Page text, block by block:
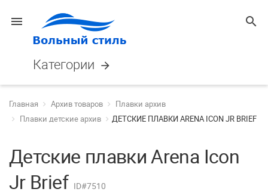
menu search
Категории arrow_forward
Главная Архив товаров
Плавки архив
Плавки детские архив
ДЕТСКИЕ ПЛАВКИ ARENA ICON JR BRIEF
Детские плавки Arena Icon
Jr Brief ID#7510